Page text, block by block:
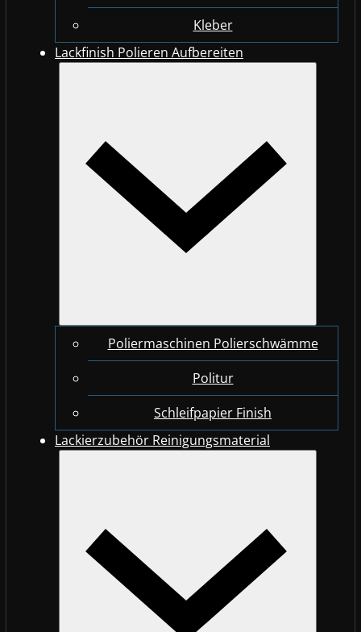
Kleber
Lackfinish Polieren Aufbereiten
Poliermaschinen Polierschwämme
Politur
Schleifpapier Finish
Lackierzubehör Reinigungsmaterial